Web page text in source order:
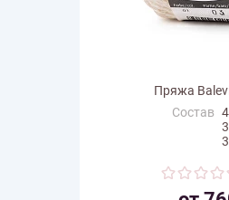
Пряжа
Состав